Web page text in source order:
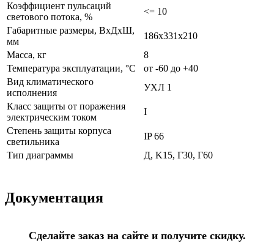
Коэффициент пульсаций
светового потока, %
<= 10
Габаритные размеры, ВхДхШ,
мм
186х331х210
Масса, кг
8
Температура эксплуатации, °С
от -60 до +40
Вид климатического
исполнения
УХЛ 1
Класс защиты от поражения
электрическим током
I
Степень защиты корпуса
светильника
IP 66
Тип диаграммы
Д, K15, Г30, Г60
Документация
Сделайте заказ на сайте и получите скидку.